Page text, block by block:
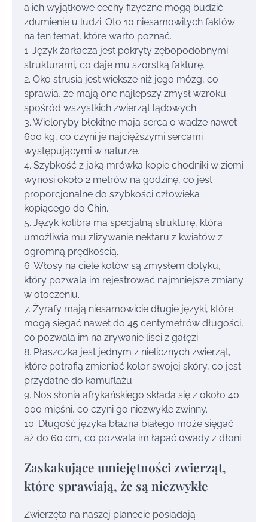
a ich wyjątkowe cechy fizyczne mogą budzić
zdumienie u ludzi. Oto 10 niesamowitych faktów
na ten temat, które warto poznać.
1. Język żarłacza jest pokryty zębopodobnymi
strukturami, co daje mu szorstką fakturę.
2. Oko strusia jest większe niż jego mózg, co
sprawia, że mają one najlepszy zmysł wzroku
spośród wszystkich zwierząt lądowych.
3. Wieloryby błękitne mają serca o wadze nawet
600 kg, co czyni je najcięższymi sercami
występującymi w naturze.
4. Szybkość z jaką mrówka kopie chodniki w ziemi
wynosi około 2 metrów na godzinę, co jest
proporcjonalne do szybkości człowieka
kopiącego do Chin.
5. Język kolibra ma specjalną strukturę, która
umożliwia mu zlizywanie nektaru z kwiatów z
ogromną prędkością.
6. Włosy na ciele kotów są zmysłem dotyku,
który pozwala im rejestrować najmniejsze zmiany
w otoczeniu.
7. Żyrafy mają niesamowicie długie języki, które
mogą sięgać nawet do 45 centymetrów długości,
co pozwala im na zrywanie liści z gałęzi.
8. Płaszczka jest jednym z nielicznych zwierząt,
które potrafią zmieniać kolor swojej skóry, co jest
przydatne do kamuflażu.
9. Nos słonia afrykańskiego składa się z około 40
000 mięśni, co czyni go niezwykle zwinny.
10. Długość języka błazna białego może sięgać
aż do 60 cm, co pozwala im łapać owady z dłoni.
Zaskakujące umiejętności zwierząt,
które sprawiają, że są niezwykłe
Zwierzęta na naszej planecie posiadają